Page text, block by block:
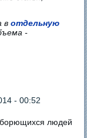
вотдельную
-
- 00:52
борющихся людей